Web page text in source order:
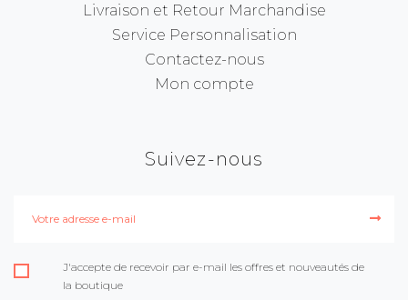
Livraison et Retour Marchandise
Service Personnalisation
Contactez-nous
Mon compte
Suivez-nous
J'accepte de recevoir par e-mail les offres et nouveautés de
la boutique